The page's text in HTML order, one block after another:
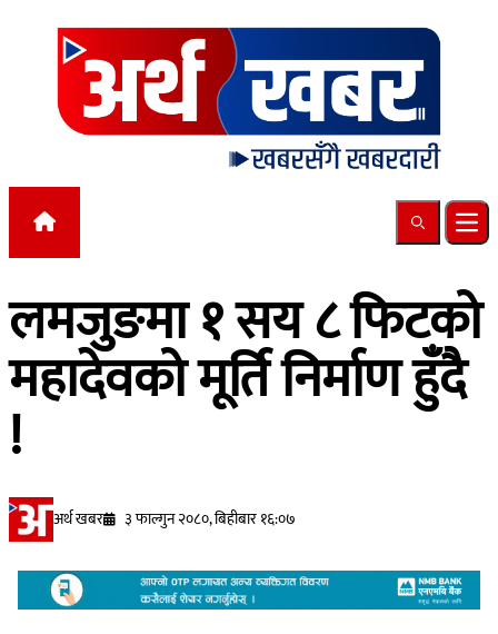
Skip to content
Search
लमजुङमा १ सय ८ फिटको
महादेवको मूर्ति निर्माण हुँदै
!
अर्थ खबर ३ फाल्गुन २०८०, बिहीबार १६:०७